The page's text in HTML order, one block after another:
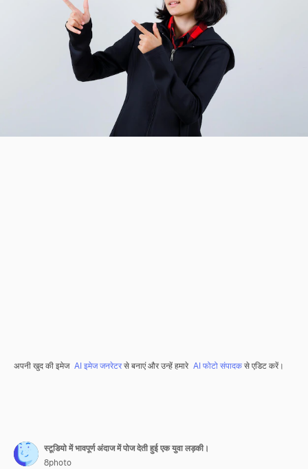
अपनी खुद की इमेज AI इमेज जनरेटरसे बनाएं और उन्हें हमारे AI फोटो संपादकसे एडिट करें।
स्टूडियो में भावपूर्ण अंदाज में पोज देती हुई एक युवा लड़की।
8photo